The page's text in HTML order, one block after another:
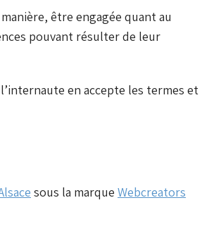
être engagée quant au
pouvant résulter de leur
en accepte les termes et
sous la marque Webcreators